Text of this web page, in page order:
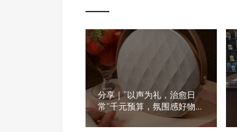
分享｜“以声为礼，治愈日
常”千元预算，氛围感好物推
荐